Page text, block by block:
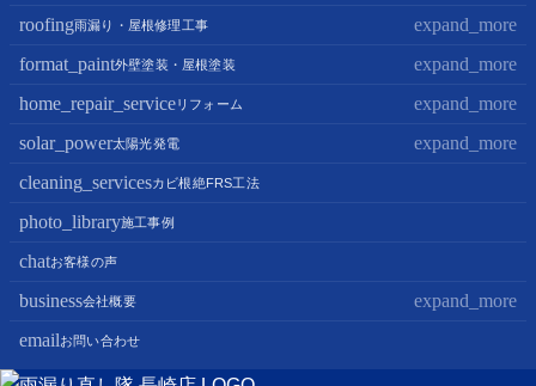
roofing雨漏り・屋根修理工事 expand_more
屋根修理・屋根工事
屋根カバー工法
谷板金工事
format_paint外壁塗装・屋根塗装 expand_more
外壁塗装
屋根塗装
home_repair_serviceリフォーム expand_more
キッチンリフォーム
バスルームリフォーム
solar_power太陽光発電 expand_more
太陽光パネル設置
蓄電池設置
cleaning_servicesカビ根絶FRS工法
photo_library施工事例
chatお客様の声
business会社概要 expand_more
会社案内
スタッフ紹介
emailお問い合わせ